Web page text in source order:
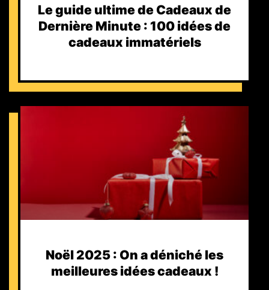
Le guide ultime de Cadeaux de
Dernière Minute : 100 idées de
cadeaux immatériels
Noël 2025 : On a déniché les
meilleures idées cadeaux !